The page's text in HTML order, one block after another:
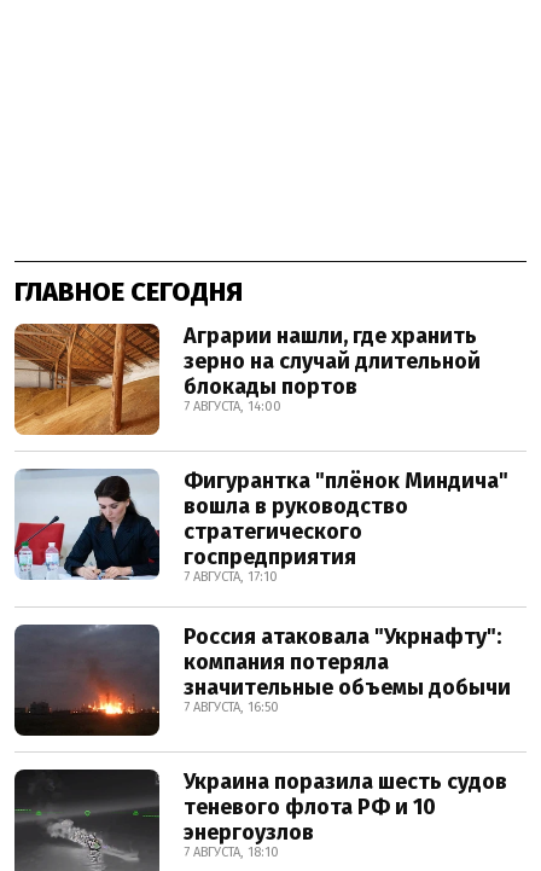
ГЛАВНОЕ СЕГОДНЯ
Аграрии нашли, где хранить
зерно на случай длительной
блокады портов
7 АВГУСТА, 14:00
Фигурантка "плёнок Миндича"
вошла в руководство
стратегического
госпредприятия
7 АВГУСТА, 17:10
Россия атаковала "Укрнафту":
компания потеряла
значительные объемы добычи
7 АВГУСТА, 16:50
Украина поразила шесть судов
теневого флота РФ и 10
энергоузлов
7 АВГУСТА, 18:10